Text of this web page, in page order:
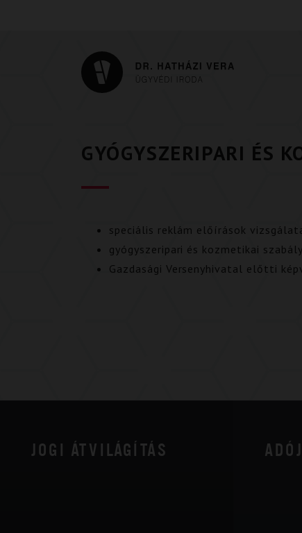
GYÓGYSZERIPARI ÉS
speciális reklám előírások
gyógyszeripari és kozmetikai
Gazdasági Versenyhivatal előtti
JOGI ÁTVILÁGÍTÁS